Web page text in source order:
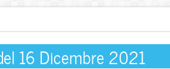
16 Dicembre 2021